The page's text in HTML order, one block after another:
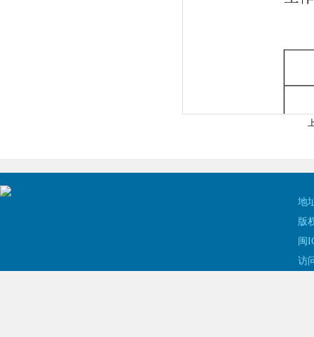
地
版
闽
访